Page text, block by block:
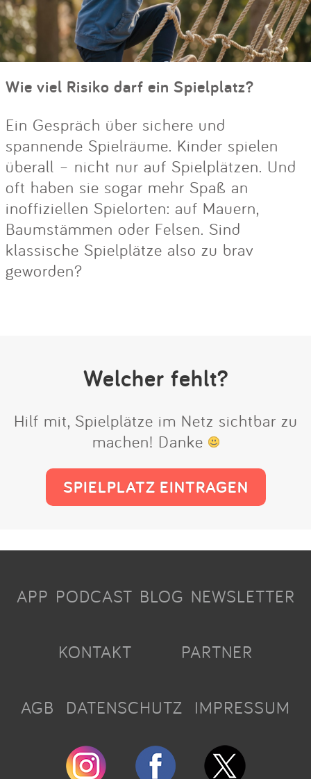
Wie viel Risiko darf ein Spielplatz?
Ein Gespräch über sichere und
spannende Spielräume. Kinder spielen
überall – nicht nur auf Spielplätzen. Und
oft haben sie sogar mehr Spaß an
inoffiziellen Spielorten: auf Mauern,
Baumstämmen oder Felsen. Sind
klassische Spielplätze also zu brav
geworden?
Welcher fehlt?
Hilf mit, Spielplätze im Netz sichtbar zu
machen! Danke
SPIELPLATZ EINTRAGEN
APP PODCAST BLOG NEWSLETTER
KONTAKT PARTNER
AGB DATENSCHUTZ IMPRESSUM